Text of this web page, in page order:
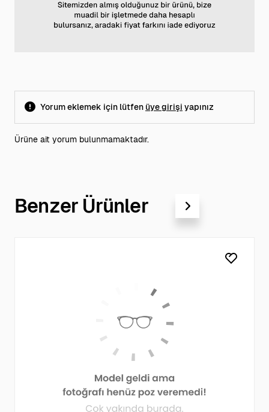
Yorum eklemek için lütfen üye girişi yapınız
Ürüne ait yorum bulunmamaktadır.
Benzer Ürünler